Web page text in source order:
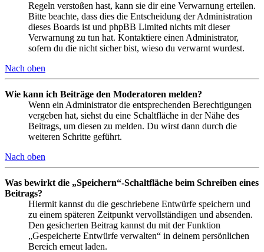
Regeln verstoßen hast, kann sie dir eine Verwarnung erteilen.
Bitte beachte, dass dies die Entscheidung der Administration
dieses Boards ist und phpBB Limited nichts mit dieser
Verwarnung zu tun hat. Kontaktiere einen Administrator,
sofern du die nicht sicher bist, wieso du verwarnt wurdest.
Nach oben
Wie kann ich Beiträge den Moderatoren melden?
Wenn ein Administrator die entsprechenden Berechtigungen
vergeben hat, siehst du eine Schaltfläche in der Nähe des
Beitrags, um diesen zu melden. Du wirst dann durch die
weiteren Schritte geführt.
Nach oben
Was bewirkt die „Speichern“-Schaltfläche beim Schreiben eines
Beitrags?
Hiermit kannst du die geschriebene Entwürfe speichern und
zu einem späteren Zeitpunkt vervollständigen und absenden.
Den gesicherten Beitrag kannst du mit der Funktion
„Gespeicherte Entwürfe verwalten“ in deinem persönlichen
Bereich erneut laden.